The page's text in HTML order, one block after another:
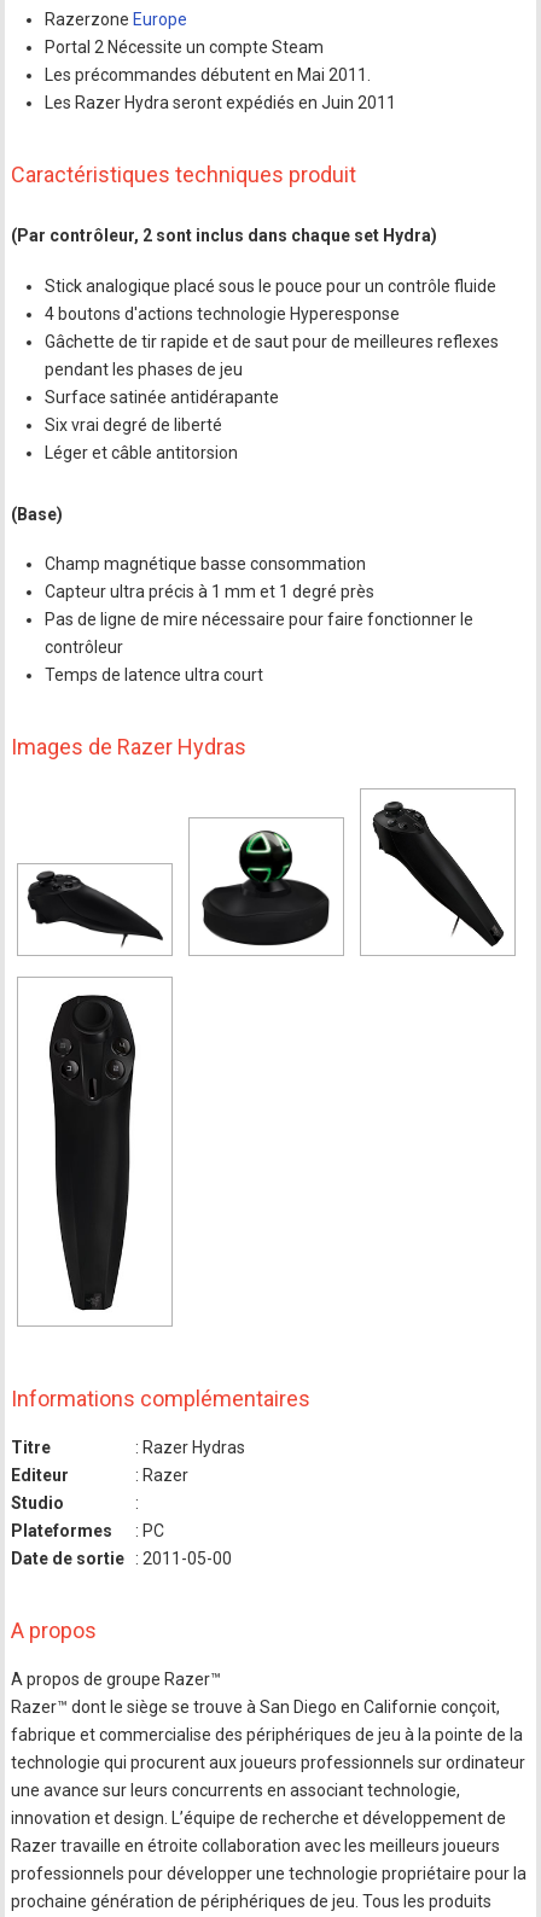
Razerzone Europe
Portal 2 Nécessite un compte Steam
Les précommandes débutent en Mai 2011.
Les Razer Hydra seront expédiés en Juin 2011
Caractéristiques techniques produit
(Par contrôleur, 2 sont inclus dans chaque set Hydra)
Stick analogique placé sous le pouce pour un contrôle fluide
4 boutons d'actions technologie Hyperesponse
Gâchette de tir rapide et de saut pour de meilleures reflexes
pendant les phases de jeu
Surface satinée antidérapante
Six vrai degré de liberté
Léger et câble antitorsion
(Base)
Champ magnétique basse consommation
Capteur ultra précis à 1 mm et 1 degré près
Pas de ligne de mire nécessaire pour faire fonctionner le
contrôleur
Temps de latence ultra court
Images de Razer Hydras
Informations complémentaires
Titre
: Razer Hydras
Editeur
: Razer
Studio
:
Plateformes
: PC
Date de sortie
: 2011-05-00
A propos
A propos de groupe Razer™
Razer™ dont le siège se trouve à San Diego en Californie conçoit,
fabrique et commercialise des périphériques de jeu à la pointe de la
technologie qui procurent aux joueurs professionnels sur ordinateur
une avance sur leurs concurrents en associant technologie,
innovation et design. L’équipe de recherche et développement de
Razer travaille en étroite collaboration avec les meilleurs joueurs
professionnels pour développer une technologie propriétaire pour la
prochaine génération de périphériques de jeu. Tous les produits